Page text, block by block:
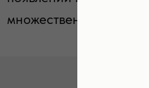
множественными